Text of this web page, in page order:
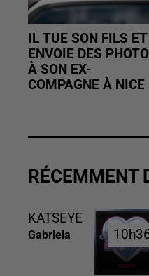
IL TUE SON FILS ET
ENVOIE DES
À SON EX-
COMPAGNE À NICE
RÉCEMMENT
KATSEYE
Gabriela